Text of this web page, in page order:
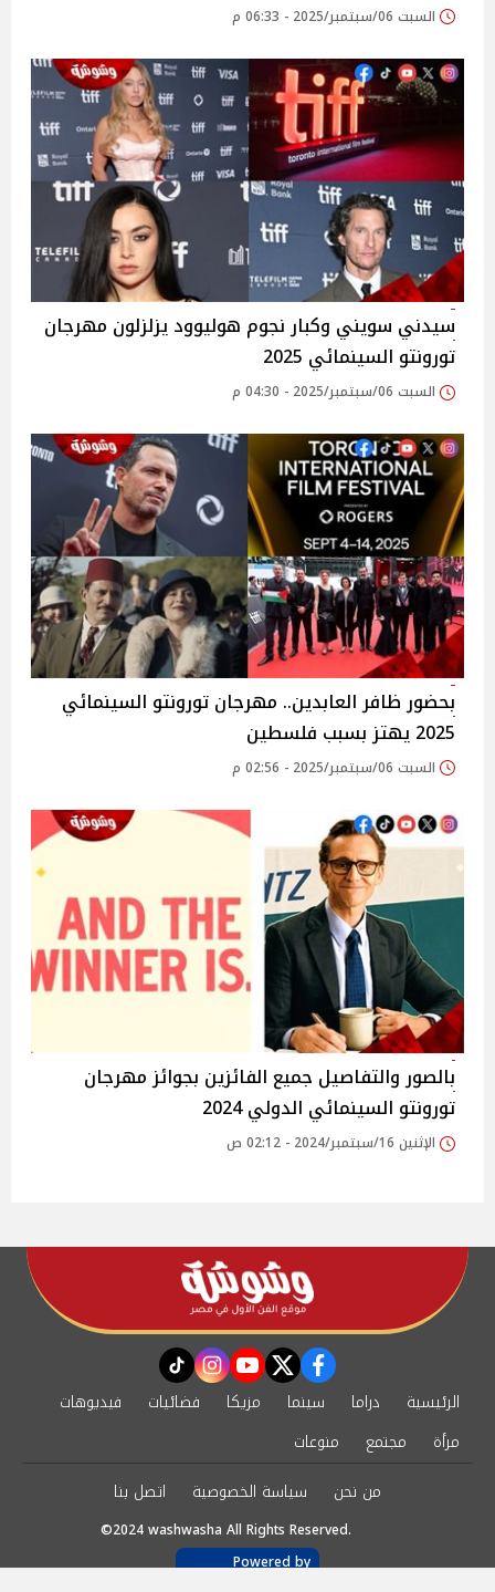
السبت 06/سبتمبر/2025 - 06:33 م
سيدني سويني وكبار نجوم هوليوود يزلزلون مهرجان
تورونتو السينمائي 2025
السبت 06/سبتمبر/2025 - 04:30 م
بحضور ظافر العابدين.. مهرجان تورونتو السينمائي
2025 يهتز بسبب فلسطين
السبت 06/سبتمبر/2025 - 02:56 م
بالصور والتفاصيل جميع الفائزين بجوائز مهرجان
تورونتو السينمائي الدولي 2024
الإثنين 16/سبتمبر/2024 - 02:12 ص
facebook
twitter
youtube
instagram
tiktok
الرئيسية دراما سينما مزيكا فضائيات
فيديوهات
مرأة
مجتمع
منوعات
من نحن
سياسة الخصوصية اتصل بنا
©2024 washwasha All Rights Reserved.
Powered by